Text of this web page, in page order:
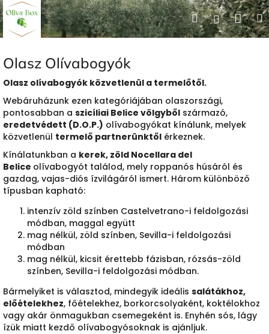
Ugrás
a
fő
tartalomhoz
Keresés
Olasz Olívabogyók
Olasz olívabogyók közvetlenül a termelőtől.
Webáruházunk ezen kategóriájában olaszországi,
pontosabban a szicíliai Belice völgyből származó,
eredetvédett (D.O.P.) olívabogyókat kínálunk, melyek
közvetlenül termelő partnerünktől érkeznek.
Kínálatunkban a kerek, zöld Nocellara del
Belice olívabogyót találod, mely roppanós húsáról és
gazdag, vajas-diós ízvilágáról ismert. Három különböző
típusban kapható:
intenzív zöld színben Castelvetrano-i feldolgozási
módban, maggal együtt
mag nélkül, zöld színben, Sevilla-i feldolgozási
módban
mag nélkül, kicsit érettebb fázisban, rózsás-zöld
színben, Sevilla-i feldolgozási módban.
Bármelyiket is választod, mindegyik ideális salátákhoz,
előételekhez, főételekhez, borkorcsolyaként, koktélokhoz
vagy akár önmagukban csemegeként is. Enyhén sós, lágy
ízük miatt kezdő olívabogyósoknak is ajánljuk.